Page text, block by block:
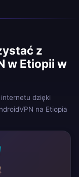
z
w Etiopii w
internetu dzięki
na Etiopia